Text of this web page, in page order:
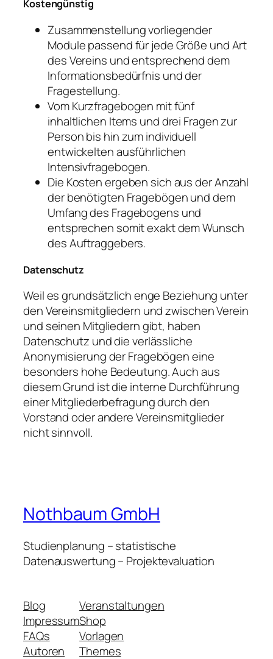
Kostengünstig
Zusammenstellung vorliegender
Module passend für jede Größe und Art
des Vereins und entsprechend dem
Informationsbedürfnis und der
Fragestellung.
Vom Kurzfragebogen mit fünf
inhaltlichen Items und drei Fragen zur
Person bis hin zum individuell
entwickelten ausführlichen
Intensivfragebogen.
Die Kosten ergeben sich aus der Anzahl
der benötigten Fragebögen und dem
Umfang des Fragebogens und
entsprechen somit exakt dem Wunsch
des Auftraggebers.
Datenschutz
Weil es grundsätzlich enge Beziehung unter
den Vereinsmitgliedern und zwischen Verein
und seinen Mitgliedern gibt, haben
Datenschutz und die verlässliche
Anonymisierung der Fragebögen eine
besonders hohe Bedeutung. Auch aus
diesem Grund ist die interne Durchführung
einer Mitgliederbefragung durch den
Vorstand oder andere Vereinsmitglieder
nicht sinnvoll.
Nothbaum GmbH
Studienplanung – statistische
Datenauswertung – Projektevaluation
Blog
Impressum
FAQs
Autoren
Veranstaltungen
Shop
Vorlagen
Themes